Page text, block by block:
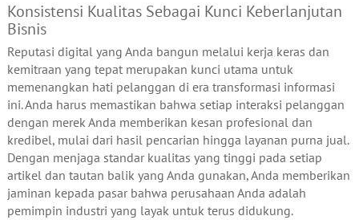
Konsistensi Kualitas Sebagai Kunci Keberlanjutan
Bisnis
Reputasi digital yang Anda bangun melalui kerja keras dan
kemitraan yang tepat merupakan kunci utama untuk
memenangkan hati pelanggan di era transformasi informasi
ini. Anda harus memastikan bahwa setiap interaksi pelanggan
dengan merek Anda memberikan kesan profesional dan
kredibel, mulai dari hasil pencarian hingga layanan purna jual.
Dengan menjaga standar kualitas yang tinggi pada setiap
artikel dan tautan balik yang Anda gunakan, Anda memberikan
jaminan kepada pasar bahwa perusahaan Anda adalah
pemimpin industri yang layak untuk terus didukung.